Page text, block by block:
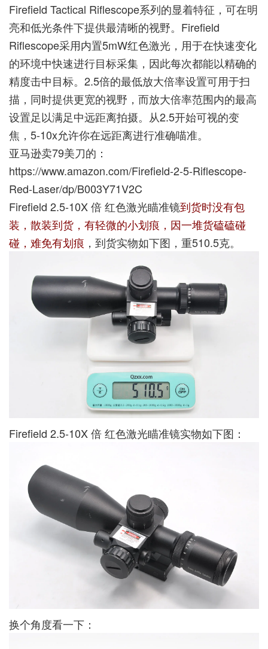
Firefield Tactical Riflescope系列的显着特征，可在明
亮和低光条件下提供最清晰的视野。Firefield
Riflescope采用内置5mW红色激光，用于在快速变化
的环境中快速进行目标采集，因此每次都能以精确的
精度击中目标。2.5倍的最低放大倍率设置可用于扫
描，同时提供更宽的视野，而放大倍率范围内的最高
设置足以满足中远距离拍摄。从2.5开始可视的变
焦，5-10x允许你在远距离进行准确喵准。
亚马逊卖79美刀的：
https://www.amazon.com/Firefield-2-5-Riflescope-
Red-Laser/dp/B003Y71V2C
Firefield 2.5-10X 倍 红色激光瞄准镜到货时没有包
装，散装到货，有轻微的小划痕，因一堆货磕磕碰
碰，难免有划痕 ，到货实物如下图，重510.5克。
Firefield 2.5-10X 倍 红色激光瞄准镜实物如下图：
换个角度看一下：